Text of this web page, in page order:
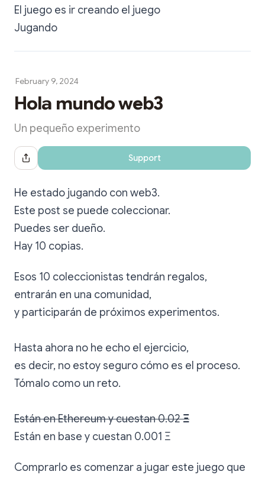
El juego es ir creando el juego
Jugando
February 9, 2024
Hola mundo web3
Un pequeño experimento
Share Dialog Support
He estado jugando con web3.
Este post se puede coleccionar.
Puedes ser dueño.
Hay 10 copias.
Esos 10 coleccionistas tendrán regalos,
entrarán en una comunidad,
y participarán de próximos experimentos.
Hasta ahora no he echo el ejercicio,
es decir, no estoy seguro cómo es el proceso.
Tómalo como un reto.
Están en Ethereum y cuestan 0.02Ξ
Están en base y cuestan 0.001 Ξ
Comprarlo es comenzar a jugar este juego que